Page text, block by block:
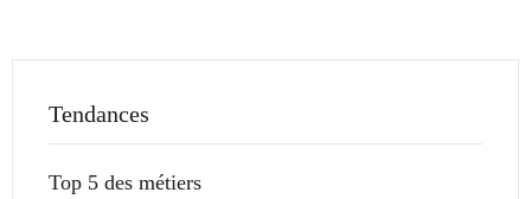
Tendances
Top 5 des métiers